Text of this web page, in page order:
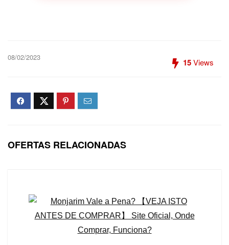
08/02/2023 15Views
OFERTAS RELACIONADAS